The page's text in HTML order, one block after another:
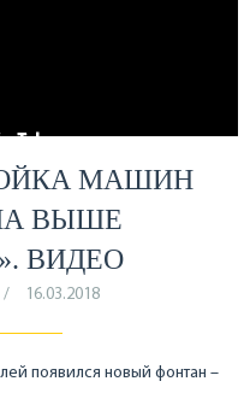
МАШИН
ВЫШЕ
ВИДЕО
16.03.2018
появился новый фонтан –